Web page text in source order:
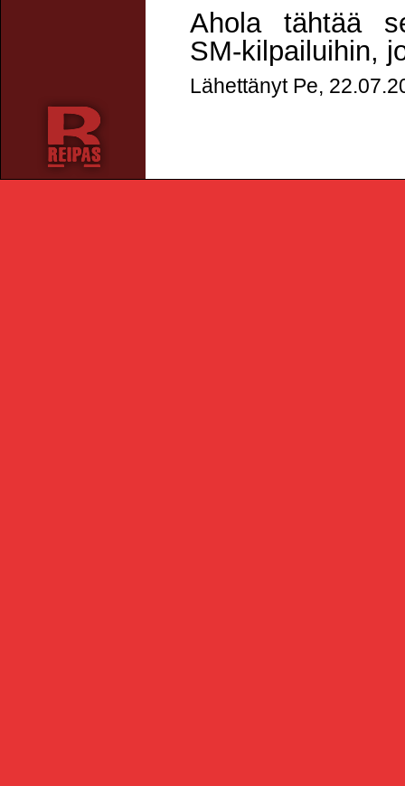
Ahola tähtää
SM-kilpailuihin,
Lähettänyt Pe,